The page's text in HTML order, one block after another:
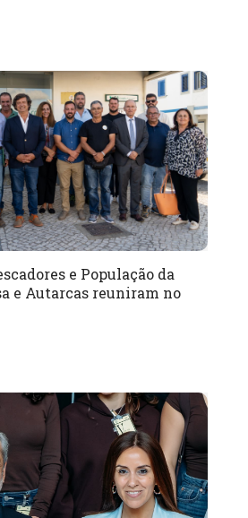
e População da
e Autarcas reuniram no